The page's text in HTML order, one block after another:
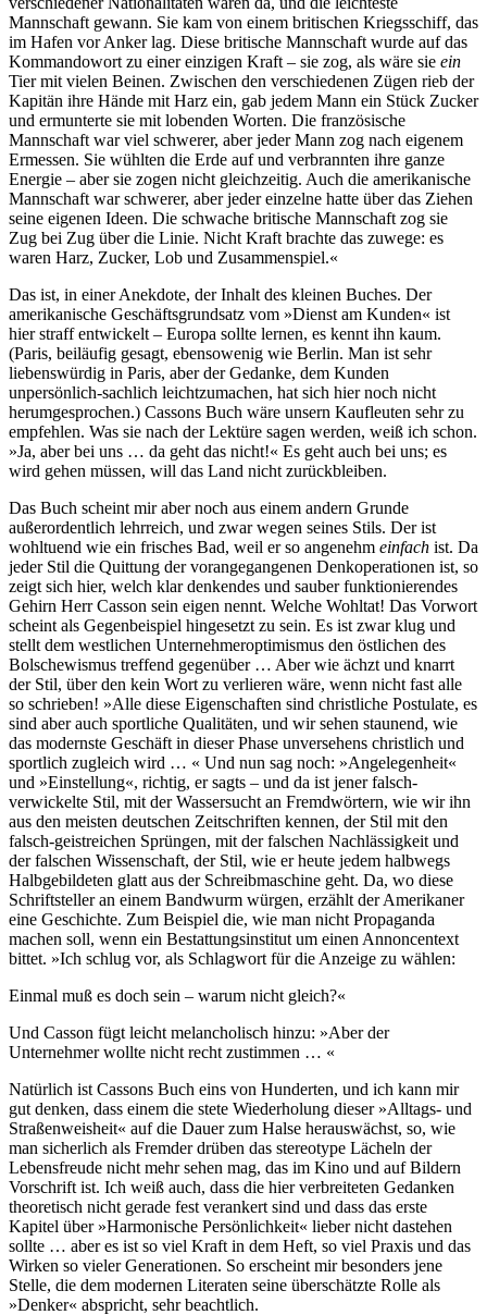
Mannschaft gewann. Sie kam von einem britischen Kriegsschiff, das
im Hafen vor Anker lag. Diese britische Mannschaft wurde auf das
Kommandowort zu einer einzigen Kraft – sie zog, als wäre sie ein
Tier mit vielen Beinen. Zwischen den verschiedenen Zügen rieb der
Kapitän ihre Hände mit Harz ein, gab jedem Mann ein Stück Zucker
und ermunterte sie mit lobenden Worten. Die französische
Mannschaft war viel schwerer, aber jeder Mann zog nach eigenem
Ermessen. Sie wühlten die Erde auf und verbrannten ihre ganze
Energie – aber sie zogen nicht gleichzeitig. Auch die amerikanische
Mannschaft war schwerer, aber jeder einzelne hatte über das Ziehen
seine eigenen Ideen. Die schwache britische Mannschaft zog sie
Zug bei Zug über die Linie. Nicht Kraft brachte das zuwege: es
waren Harz, Zucker, Lob und Zusammenspiel.«
Das ist, in einer Anekdote, der Inhalt des kleinen Buches. Der
amerikanische Geschäftsgrundsatz vom »Dienst am Kunden« ist
hier straff entwickelt – Europa sollte lernen, es kennt ihn kaum.
(Paris, beiläufig gesagt, ebensowenig wie Berlin. Man ist sehr
liebenswürdig in Paris, aber der Gedanke, dem Kunden
unpersönlich-sachlich leichtzumachen, hat sich hier noch nicht
herumgesprochen.) Cassons Buch wäre unsern Kaufleuten sehr zu
empfehlen. Was sie nach der Lektüre sagen werden, weiß ich schon.
»Ja, aber bei uns … da geht das nicht!« Es geht auch bei uns; es
wird gehen müssen, will das Land nicht zurückbleiben.
Das Buch scheint mir aber noch aus einem andern Grunde
außerordentlich lehrreich, und zwar wegen seines Stils. Der ist
wohltuend wie ein frisches Bad, weil er so angenehm einfach ist. Da
jeder Stil die Quittung der vorangegangenen Denkoperationen ist, so
zeigt sich hier, welch klar denkendes und sauber funktionierendes
Gehirn Herr Casson sein eigen nennt. Welche Wohltat! Das Vorwort
scheint als Gegenbeispiel hingesetzt zu sein. Es ist zwar klug und
stellt dem westlichen Unternehmeroptimismus den östlichen des
Bolschewismus treffend gegenüber … Aber wie ächzt und knarrt
der Stil, über den kein Wort zu verlieren wäre, wenn nicht fast alle
so schrieben! »Alle diese Eigenschaften sind christliche Postulate, es
sind aber auch sportliche Qualitäten, und wir sehen staunend, wie
das modernste Geschäft in dieser Phase unversehens christlich und
sportlich zugleich wird … « Und nun sag noch: »Angelegenheit«
und »Einstellung«, richtig, er sagts – und da ist jener falsch-
verwickelte Stil, mit der Wassersucht an Fremdwörtern, wie wir ihn
aus den meisten deutschen Zeitschriften kennen, der Stil mit den
falsch-geistreichen Sprüngen, mit der falschen Nachlässigkeit und
der falschen Wissenschaft, der Stil, wie er heute jedem halbwegs
Halbgebildeten glatt aus der Schreibmaschine geht. Da, wo diese
Schriftsteller an einem Bandwurm würgen, erzählt der Amerikaner
eine Geschichte. Zum Beispiel die, wie man nicht Propaganda
machen soll, wenn ein Bestattungsinstitut um einen Annoncentext
bittet. »Ich schlug vor, als Schlagwort für die Anzeige zu wählen:
Einmal muß es doch sein – warum nicht gleich?«
Und Casson fügt leicht melancholisch hinzu: »Aber der
Unternehmer wollte nicht recht zustimmen … «
Natürlich ist Cassons Buch eins von Hunderten, und ich kann mir
gut denken, dass einem die stete Wiederholung dieser »Alltags- und
Straßenweisheit« auf die Dauer zum Halse herauswächst, so, wie
man sicherlich als Fremder drüben das stereotype Lächeln der
Lebensfreude nicht mehr sehen mag, das im Kino und auf Bildern
Vorschrift ist. Ich weiß auch, dass die hier verbreiteten Gedanken
theoretisch nicht gerade fest verankert sind und dass das erste
Kapitel über »Harmonische Persönlichkeit« lieber nicht dastehen
sollte … aber es ist so viel Kraft in dem Heft, so viel Praxis und das
Wirken so vieler Generationen. So erscheint mir besonders jene
Stelle, die dem modernen Literaten seine überschätzte Rolle als
»Denker« abspricht, sehr beachtlich.